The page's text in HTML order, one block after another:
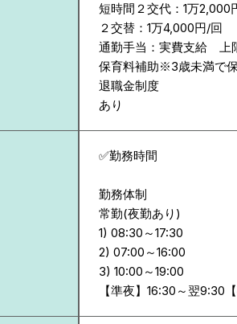
短時間２交代：1万2,000
２交替：1万4,000円/回
通勤手当：実費支給 上
保育料補助※3歳未満で
退職金制度
あり
✅勤務時間
勤務体制
常勤(夜勤あり)
1) 08:30～17:30
2) 07:00～16:00
3) 10:00～19:00